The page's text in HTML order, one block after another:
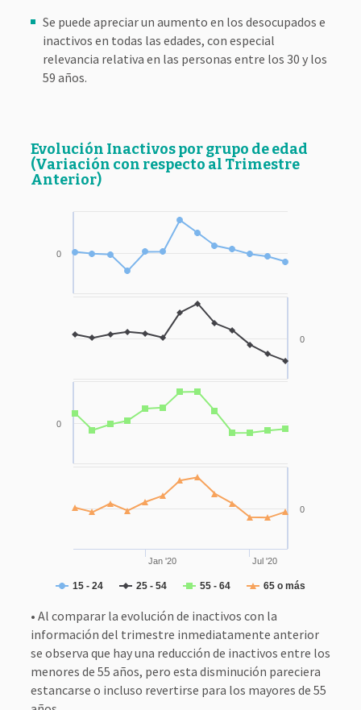
Se puede apreciar un aumento en los desocupados e
inactivos en todas las edades, con especial
relevancia relativa en las personas entre los 30 y los
59 años.
Evolución Inactivos por grupo de edad
(Variación con respecto al Trimestre
Anterior)
15 - 24 25 - 54 55 - 64 65 o más
Jan '20 Jul '20
0
0
0
0
• Al comparar la evolución de inactivos con la
información del trimestre inmediatamente anterior
se observa que hay una reducción de inactivos entre los
menores de 55 años, pero esta disminución pareciera
estancarse o incluso revertirse para los mayores de 55